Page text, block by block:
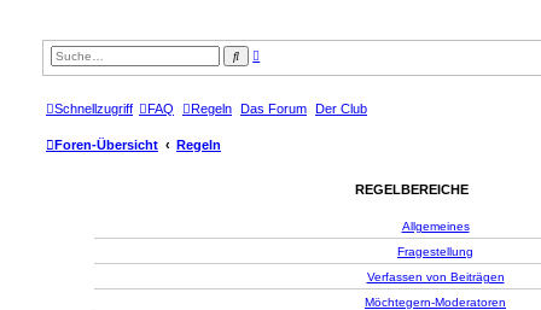
S
u
e
r
w
i
t
e
Schnellzugriff FAQ Regeln Das Forum Der Club
Foren-Übersicht Regeln
REGELBEREICHE
Allgemeines
Fragestellung
Verfassen von Beiträgen
Möchtegern-Moderatoren